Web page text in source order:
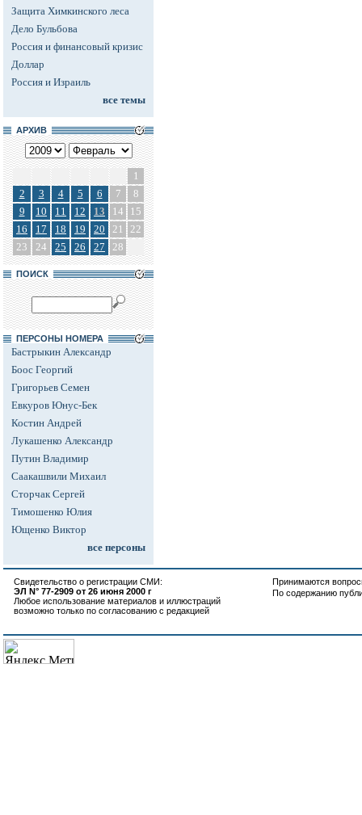
Защита Химкинского леса
Дело Бульбова
Россия и финансовый кризис
Доллар
Россия и Израиль
все темы
АРХИВ
1
2
3 4 5 6 7
8
9
10 11 12 13 14
15
16
17 18 19 20 21
22
23
24 25 26 27 28
ПОИСК
ПЕРСОНЫ НОМЕРА
Бастрыкин Александр
Боос Георгий
Григорьев Семен
Евкуров Юнус-Бек
Костин Андрей
Лукашенко Александр
Путин Владимир
Саакашвили Михаил
Сторчак Сергей
Тимошенко Юлия
Ющенко Виктор
все персоны
Свидетельство о регистрации СМИ:
ЭЛ N° 77-2909 от 26 июня 2000 г
Любое использование материалов и иллюстраций
возможно только по согласованию с редакцией
Принимаются
По содержанию